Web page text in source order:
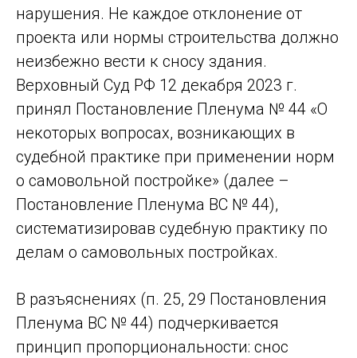
нарушения. Не каждое отклонение от
проекта или нормы строительства должно
неизбежно вести к сносу здания.
Верховный Суд РФ 12 декабря 2023 г.
принял Постановление Пленума № 44 «О
некоторых вопросах, возникающих в
судебной практике при применении норм
о самовольной постройке» (далее –
Постановление Пленума ВС № 44),
систематизировав судебную практику по
делам о самовольных постройках.
В разъяснениях (п. 25, 29 Постановления
Пленума ВС № 44) подчеркивается
принцип пропорциональности: снос